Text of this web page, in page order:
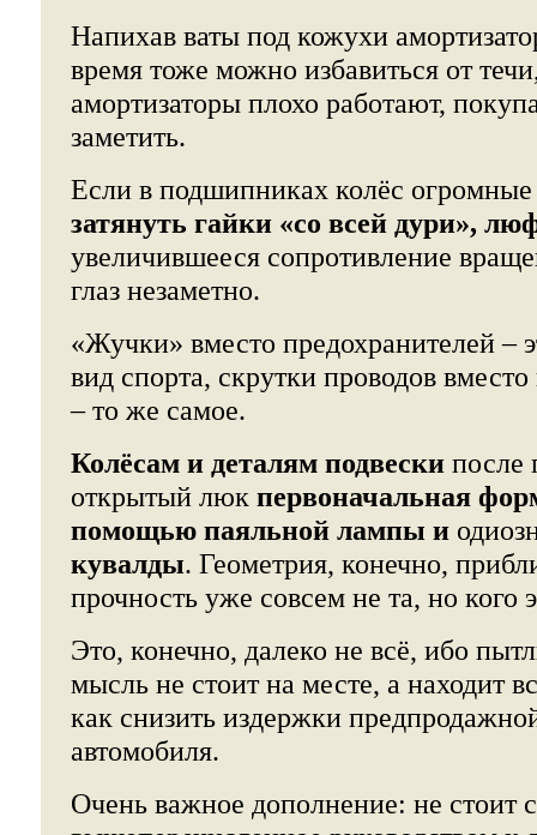
Напихав ваты под кожухи
время тоже можно избавиться от
амортизаторы плохо работают,
заметить.
Если в подшипниках колёс
затянуть гайки «со всей дури»,
увеличившееся сопротивление
глаз незаметно.
«Жучки» вместо предохранителей –
вид спорта, скрутки проводов
– то же самое.
Колёсам и деталям подвески после
открытый люк первоначальная
помощью паяльной лампы и
кувалды. Геометрия, конечно,
прочность уже совсем не та, но кого
Это, конечно, далеко не всё, ибо
мысль не стоит на месте, а находит
как снизить издержки
автомобиля.
Очень важное дополнение: не стоит